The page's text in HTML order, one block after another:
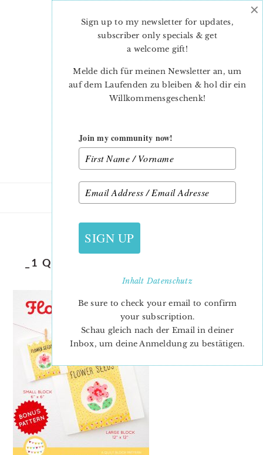
_1 QUILT BLOCK PATTERN COVER
2020
Sign up to my newsletter for updates,
subscriber only specials & get
a welcome gift!
Melde dich für meinen Newsletter an, um
auf dem Laufenden zu bleiben & hol dir ein
Willkommensgeschenk!
Join my community now!
SIGN UP
InhaltDatenschutz
Be sure to check your email to confirm
your subscription.
Schau gleich nach der Email in deiner
Inbox, um deine Anmeldung zu bestätigen.
×